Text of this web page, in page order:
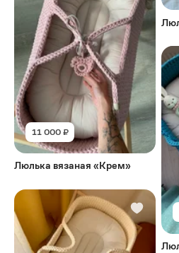
11 000 ₽
Люлька вязаная «Крем»